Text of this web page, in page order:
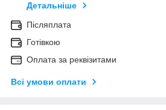
Детальніше
Післяплата
Готівкою
Оплата за реквізитами
Всі умови оплати